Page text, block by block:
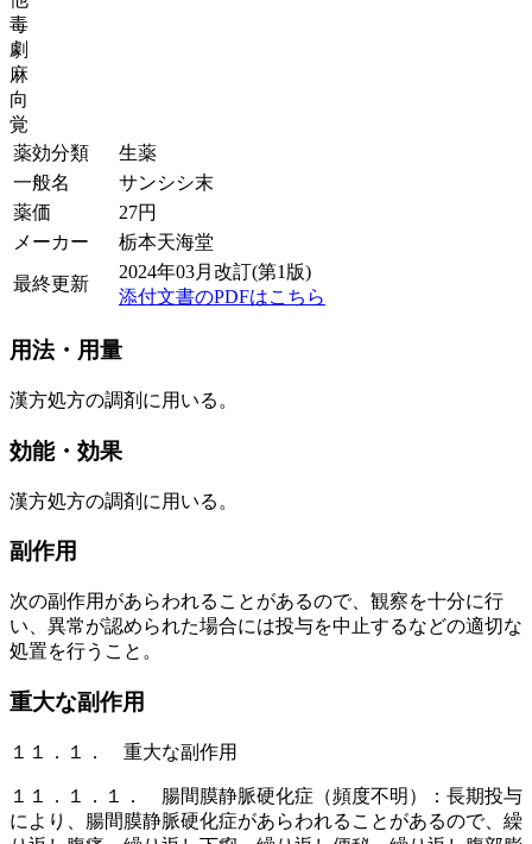
毒
劇
麻
向
覚
薬効分類
生薬
一般名
サンシシ末
薬価
27円
メーカー
栃本天海堂
最終更新
2024年03月改訂(第1版)
添付文書のPDFはこちら
用法・用量
漢方処方の調剤に用いる。
効能・効果
漢方処方の調剤に用いる。
副作用
次の副作用があらわれることがあるので、観察を十分に行
い、異常が認められた場合には投与を中止するなどの適切な
処置を行うこと。
重大な副作用
１１．１． 重大な副作用
１１．１．１． 腸間膜静脈硬化症（頻度不明）：長期投与
により、腸間膜静脈硬化症があらわれることがあるので、繰